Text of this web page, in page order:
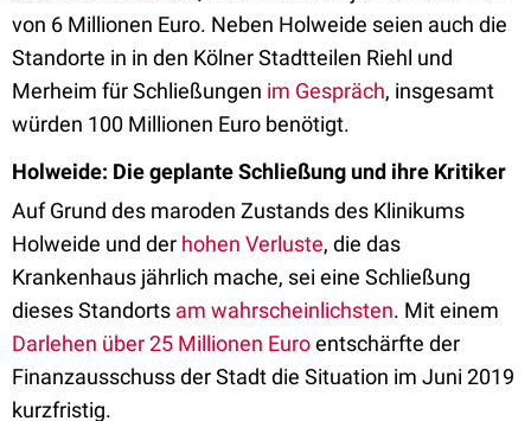
von 6 Millionen Euro. Neben Holweide seien auch die
Standorte in in den Kölner Stadtteilen Riehl und
Merheim für Schließungen im Gespräch, insgesamt
würden 100 Millionen Euro benötigt.
Holweide: Die geplante Schließung und ihre Kritiker
Auf Grund des maroden Zustands des Klinikums
Holweide und der hohen Verluste, die das
Krankenhaus jährlich mache, sei eine Schließung
dieses Standorts am wahrscheinlichsten. Mit einem
Darlehen über 25 Millionen Euroentschärfte der
Finanzausschuss der Stadt die Situation im Juni 2019
kurzfristig.